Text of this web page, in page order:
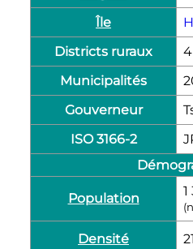
Île
Districts ruraux
4
Municipalités
Gouverneur
ISO 3166-2
Population
(
Densité